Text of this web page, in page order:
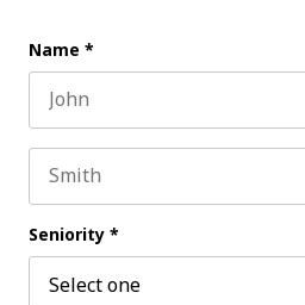
Name *
Seniority *